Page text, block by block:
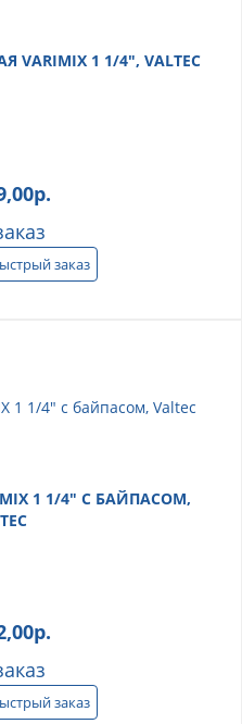
1 1/4", VALTEC
р.
заказ
1 1/4" С БАЙПАСОМ,
р.
заказ